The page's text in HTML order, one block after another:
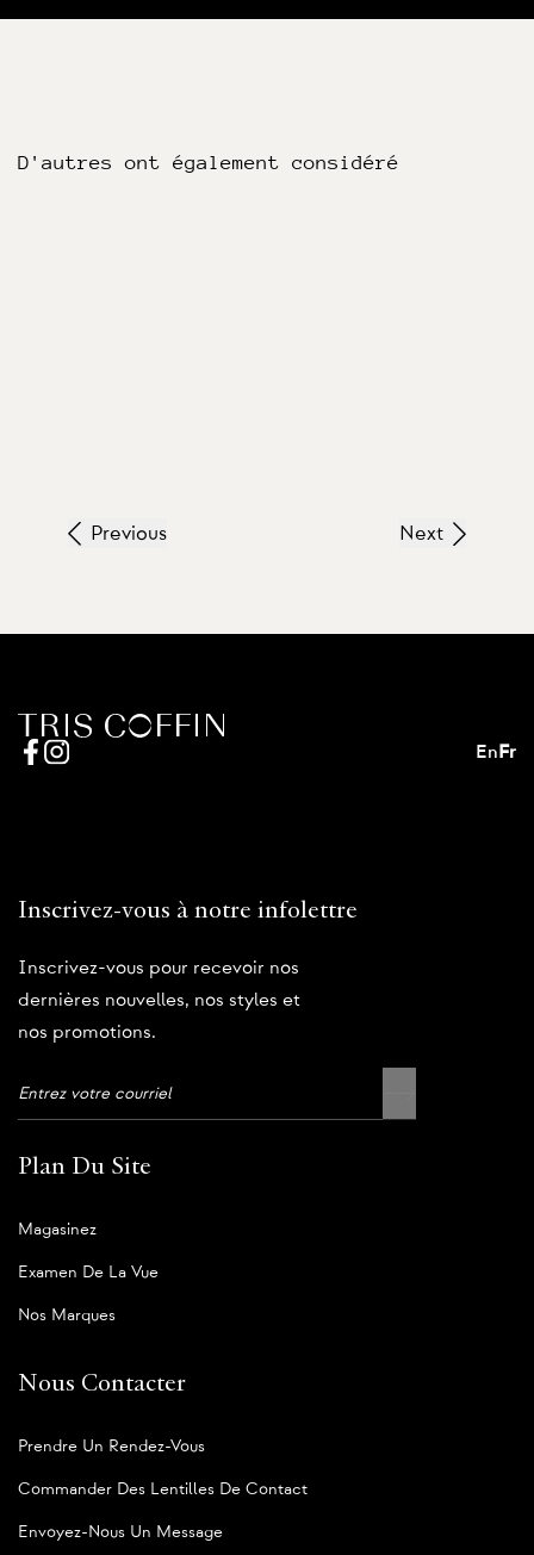
D'autres ont également considéré
Previous Next
En Fr
Inscrivez-vous à notre infolettre
Inscrivez-vous pour recevoir nos
dernières nouvelles, nos styles et
nos promotions.
Plan Du Site
Magasinez
Examen De La Vue
Nos Marques
Nous Contacter
Prendre Un Rendez-Vous
Commander Des Lentilles De Contact
Envoyez-Nous Un Message